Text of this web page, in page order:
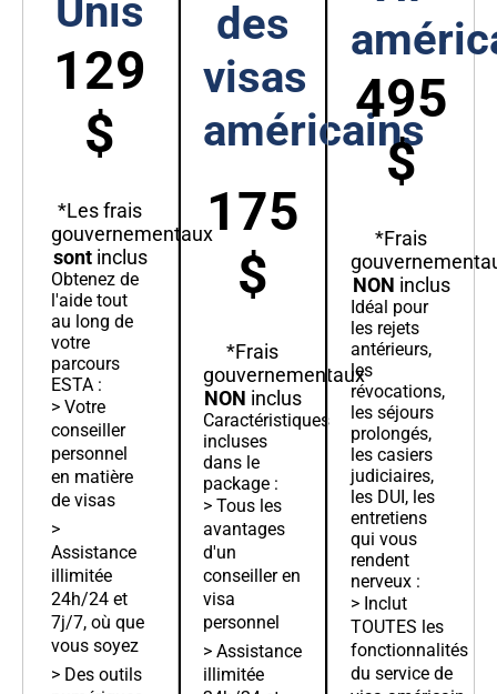
Unis
129
$
*Les frais
gouvernementaux
sontinclus
Obtenez de
l'aide tout
au long de
votre
parcours
ESTA :
> Votre
conseiller
personnel
en matière
de visas
>
Assistance
illimitée
24h/24 et
7j/7, où que
vous soyez
> Des outils
des
visas
américains
175
$
*Frais
gouvernementaux
NON inclus
Caractéristiques
incluses
dans le
package :
> Tous les
avantages
d'un
conseiller en
visa
personnel
> Assistance
illimitée
495
$
*Frais
NON inclus
Idéal pour
les rejets
antérieurs,
les
révocations,
les séjours
prolongés,
les casiers
judiciaires,
les DUI, les
entretiens
qui vous
rendent
nerveux :
> Inclut
TOUTES les
fonctionnalités
du service de